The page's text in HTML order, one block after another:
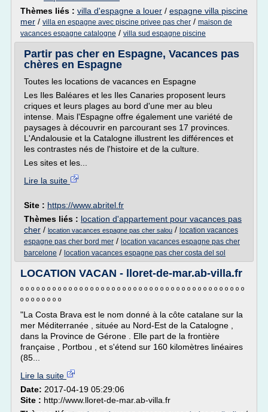
Thèmes liés : villa d'espagne a louer / espagne villa piscine
mer / villa en espagne avec piscine privee pas cher / maison de
vacances espagne catalogne / villa sud espagne piscine
Partir pas cher en Espagne, Vacances pas
chères en Espagne
Toutes les locations de vacances en Espagne
Les Iles Baléares et les Iles Canaries proposent leurs
criques et leurs plages au bord d'une mer au bleu
intense. Mais l'Espagne offre également une variété de
paysages à découvrir en parcourant ses 17 provinces.
L'Andalousie et la Catalogne illustrent les différences et
les contrastes nés de l'histoire et de la culture.
Les sites et les...
Lire la suite
Site : https://www.abritel.fr
Thèmes liés : location d'appartement pour vacances pas
cher / location vacances espagne pas cher salou / location vacances
espagne pas cher bord mer / location vacances espagne pas cher
barcelone / location vacances espagne pas cher costa del sol
LOCATION VACAN - lloret-de-mar.ab-villa.fr
º º º º º º º º º º º º º º º º º º º º º º º º º º º º º º º º º º º º º º º º º º
º º º º º º º º
"La Costa Brava est le nom donné à la côte catalane sur la
mer Méditerranée , située au Nord-Est de la Catalogne ,
dans la Province de Gérone . Elle part de la frontière
française , Portbou , et s'étend sur 160 kilomètres linéaires
(85...
Lire la suite
Date: 2017-04-19 05:29:06
Site : http://www.lloret-de-mar.ab-villa.fr